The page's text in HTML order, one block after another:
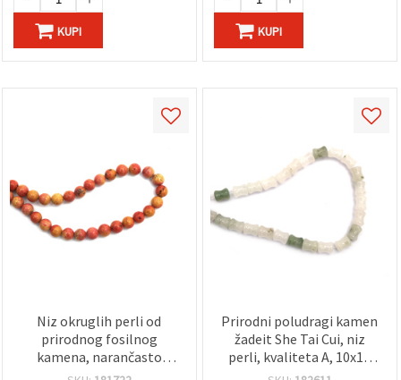
KUPI KUPI
Niz okruglih perli od
prirodnog fosilnog
kamena, narančasto
obojene, 6–6,5 mm, cca 58
Prirodni poludragi kamen
žadeit She Tai Cui, niz
perli, kvaliteta A, 10x12
mm, ~30 kom